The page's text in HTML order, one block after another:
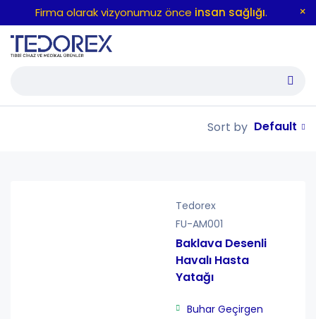
Firma olarak vizyonumuz önce insan sağlığı.
Sort by Default
Tedorex
FU-AM001
Baklava Desenli
Havalı Hasta
Yatağı
Buhar Geçirgen